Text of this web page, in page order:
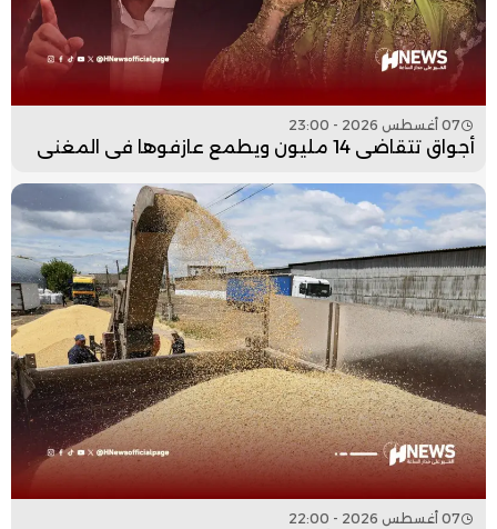
07 أغسطس 2026 - 23:00
أجواق تتقاضى 14 مليون ويطمع عازفوها في المغني
07 أغسطس 2026 - 22:00